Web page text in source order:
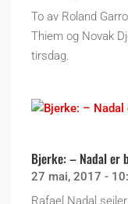
To av Roland
Thiem og Novak
tirsdag.
Bjerke: – Nadal er
27 mai, 2017 -
Rafael Nadal